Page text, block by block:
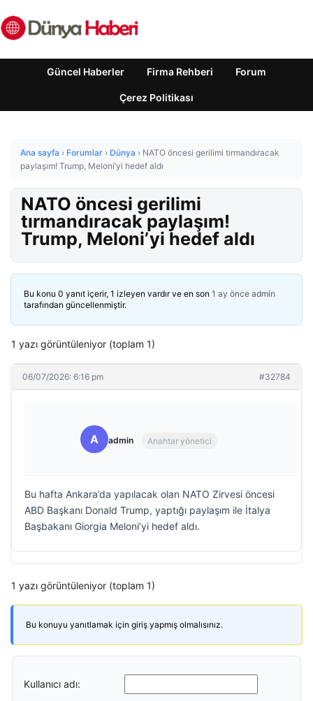
Güncel Haberler Firma Rehberi Forum
Çerez Politikası
Ana sayfa › Forumlar › Dünya › NATO öncesi gerilimi tırmandıracak
paylaşım! Trump, Meloni’yi hedef aldı
NATO öncesi gerilimi
tırmandıracak paylaşım!
Trump, Meloni’yi hedef aldı
Bu konu 0 yanıt içerir, 1 izleyen vardır ve en son 1 ay önce admin
tarafından güncellenmiştir.
1 yazı görüntüleniyor (toplam 1)
06/07/2026: 6:16 pm #32784
A admin Anahtar yönetici
Bu hafta Ankara’da yapılacak olan NATO Zirvesi öncesi
ABD Başkanı Donald Trump, yaptığı paylaşım ile İtalya
Başbakanı Giorgia Meloni’yi hedef aldı.
1 yazı görüntüleniyor (toplam 1)
Bu konuyu yanıtlamak için giriş yapmış olmalısınız.
Kullanıcı adı: